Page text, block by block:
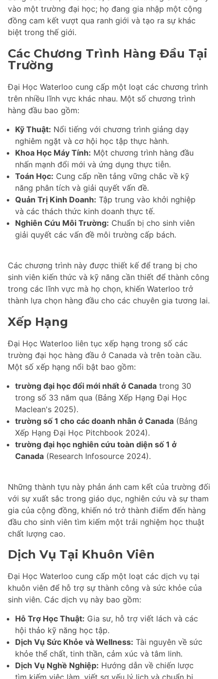
vào một trường đại học; họ đang gia nhập một cộng
đồng cam kết vượt qua ranh giới và tạo ra sự khác
biệt trong thế giới.
Các Chương Trình Hàng Đầu Tại
Trường
Đại Học Waterloo cung cấp một loạt các chương trình
trên nhiều lĩnh vực khác nhau. Một số chương trình
hàng đầu bao gồm:
Kỹ Thuật: Nổi tiếng với chương trình giảng dạy
nghiêm ngặt và cơ hội học tập thực hành.
Khoa Học Máy Tính: Một chương trình hàng đầu
nhấn mạnh đổi mới và ứng dụng thực tiễn.
Toán Học: Cung cấp nền tảng vững chắc về kỹ
năng phân tích và giải quyết vấn đề.
Quản Trị Kinh Doanh: Tập trung vào khởi nghiệp
và các thách thức kinh doanh thực tế.
Nghiên Cứu Môi Trường: Chuẩn bị cho sinh viên
giải quyết các vấn đề môi trường cấp bách.
Các chương trình này được thiết kế để trang bị cho
sinh viên kiến thức và kỹ năng cần thiết để thành công
trong các lĩnh vực mà họ chọn, khiến Waterloo trở
thành lựa chọn hàng đầu cho các chuyên gia tương lai.
Xếp Hạng
Đại Học Waterloo liên tục xếp hạng trong số các
trường đại học hàng đầu ở Canada và trên toàn cầu.
Một số xếp hạng nổi bật bao gồm:
trường đại học đổi mới nhất ở Canada trong 30
trong số 33 năm qua (Bảng Xếp Hạng Đại Học
Maclean's 2025).
trường số 1 cho các doanh nhân ở Canada (Bảng
Xếp Hạng Đại Học Pitchbook 2024).
trường đại học nghiên cứu toàn diện số 1 ở
Canada (Research Infosource 2024).
Những thành tựu này phản ánh cam kết của trường đối
với sự xuất sắc trong giáo dục, nghiên cứu và sự tham
gia của cộng đồng, khiến nó trở thành điểm đến hàng
đầu cho sinh viên tìm kiếm một trải nghiệm học thuật
chất lượng cao.
Dịch Vụ Tại Khuôn Viên
Đại Học Waterloo cung cấp một loạt các dịch vụ tại
khuôn viên để hỗ trợ sự thành công và sức khỏe của
sinh viên. Các dịch vụ này bao gồm:
Hỗ Trợ Học Thuật: Gia sư, hỗ trợ viết lách và các
hội thảo kỹ năng học tập.
Dịch Vụ Sức Khỏe và Wellness: Tài nguyên về sức
khỏe thể chất, tinh thần, cảm xúc và tâm linh.
Dịch Vụ Nghề Nghiệp: Hướng dẫn về chiến lược